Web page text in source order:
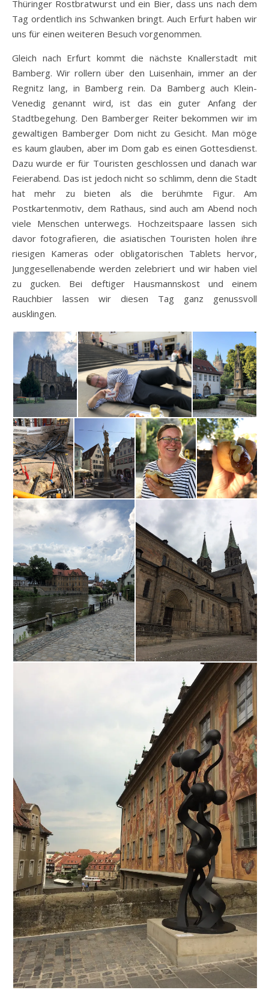
Thüringer Rostbratwurst und ein Bier, dass uns nach dem
Tag ordentlich ins Schwanken bringt. Auch Erfurt haben wir
uns für einen weiteren Besuch vorgenommen.
Gleich nach Erfurt kommt die nächste Knallerstadt mit
Bamberg. Wir rollern über den Luisenhain, immer an der
Regnitz lang, in Bamberg rein. Da Bamberg auch Klein-
Venedig genannt wird, ist das ein guter Anfang der
Stadtbegehung. Den Bamberger Reiter bekommen wir im
gewaltigen Bamberger Dom nicht zu Gesicht. Man möge
es kaum glauben, aber im Dom gab es einen Gottesdienst.
Dazu wurde er für Touristen geschlossen und danach war
Feierabend. Das ist jedoch nicht so schlimm, denn die Stadt
hat mehr zu bieten als die berühmte Figur. Am
Postkartenmotiv, dem Rathaus, sind auch am Abend noch
viele Menschen unterwegs. Hochzeitspaare lassen sich
davor fotografieren, die asiatischen Touristen holen ihre
riesigen Kameras oder obligatorischen Tablets hervor,
Junggesellenabende werden zelebriert und wir haben viel
zu gucken. Bei deftiger Hausmannskost und einem
Rauchbier lassen wir diesen Tag ganz genussvoll
ausklingen.